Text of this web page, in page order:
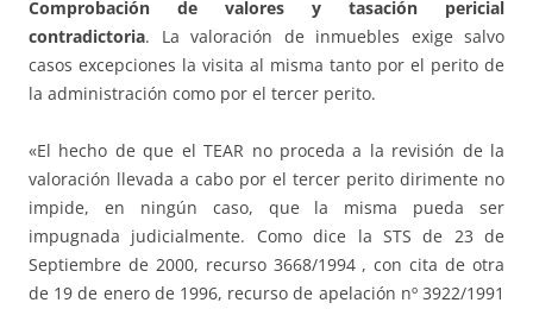
Comprobación de valores y tasación pericial
contradictoria. La valoración de inmuebles exige salvo
casos excepciones la visita al misma tanto por el perito de
la administración como por el tercer perito.
«El hecho de que el TEAR no proceda a la revisión de la
valoración llevada a cabo por el tercer perito dirimente no
impide, en ningún caso, que la misma pueda ser
impugnada judicialmente. Como dice la STS de 23 de
Septiembre de 2000, recurso 3668/1994 , con cita de otra
de 19 de enero de 1996, recurso de apelación nº 3922/1991